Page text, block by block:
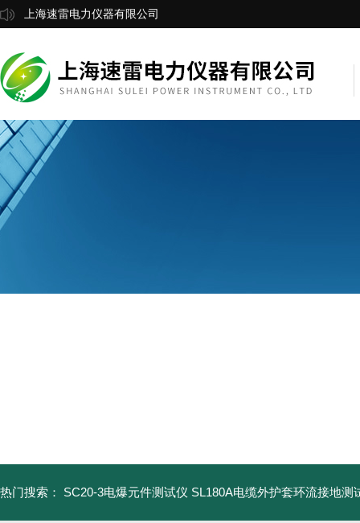
上海速雷电力仪器有限公司
热门搜索： SC20-3电爆元件测试仪 SL180A电缆外护套环流接地测